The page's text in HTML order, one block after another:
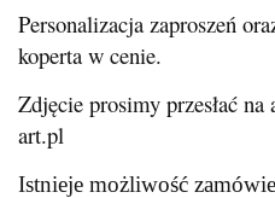
Personalizacja zaproszeń
koperta w cenie.
Zdjęcie prosimy przesłać
art.pl
Istnieje możliwość